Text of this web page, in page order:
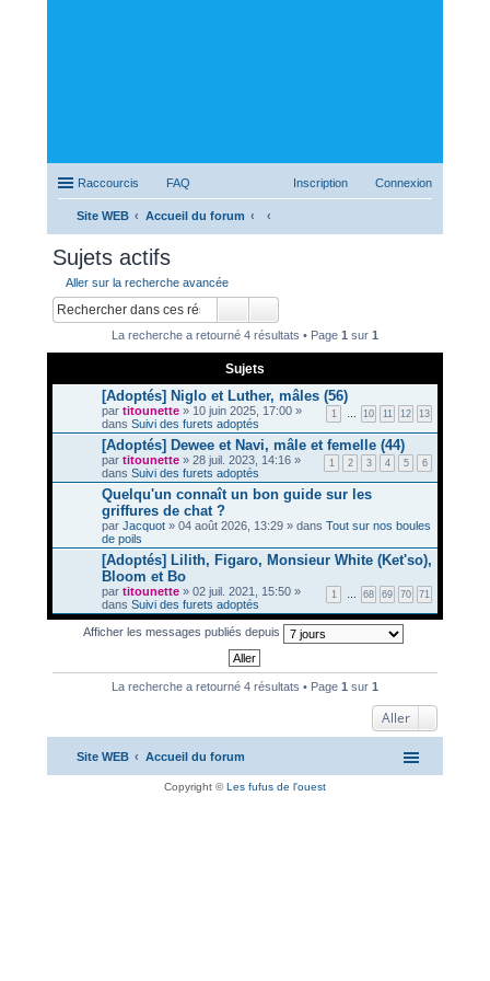
Raccourcis FAQ Connexion
Inscription
Site WEB
Accueil du forum
Sujets actifs
Aller sur la recherche avancée
La recherche a retourné 4 résultats • Page 1 sur 1
Sujets
[Adoptés] Niglo et Luther, mâles (56)
1 10 11 12 13
par titounette» 10 juin 2025, 17:00 »
dans Suivi des furets adoptés
[Adoptés] Dewee et Navi, mâle et femelle (44)
1 2 3 4 5 6
par titounette» 28 juil. 2023, 14:16 »
dans Suivi des furets adoptés
Quelqu'un connaît un bon guide sur les
griffures de chat ?
par Jacquot» 04 août 2026, 13:29 » dans Tout sur nos boules
de poils
[Adoptés] Lilith, Figaro, Monsieur White (Ket'so),
Bloom et Bo
1 68 69 70 71
par titounette» 02 juil. 2021, 15:50 »
dans Suivi des furets adoptés
Afficher les messages publiés depuis
La recherche a retourné 4 résultats • Page 1 sur 1
Aller
Site WEB Accueil du forum
Copyright ©Les fufus de l'ouest